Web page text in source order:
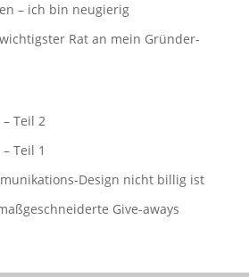
– ich bin neugierig
Rat an mein Gründer-
– Teil 2
Teil 1
Design nicht billig ist
Give-aways